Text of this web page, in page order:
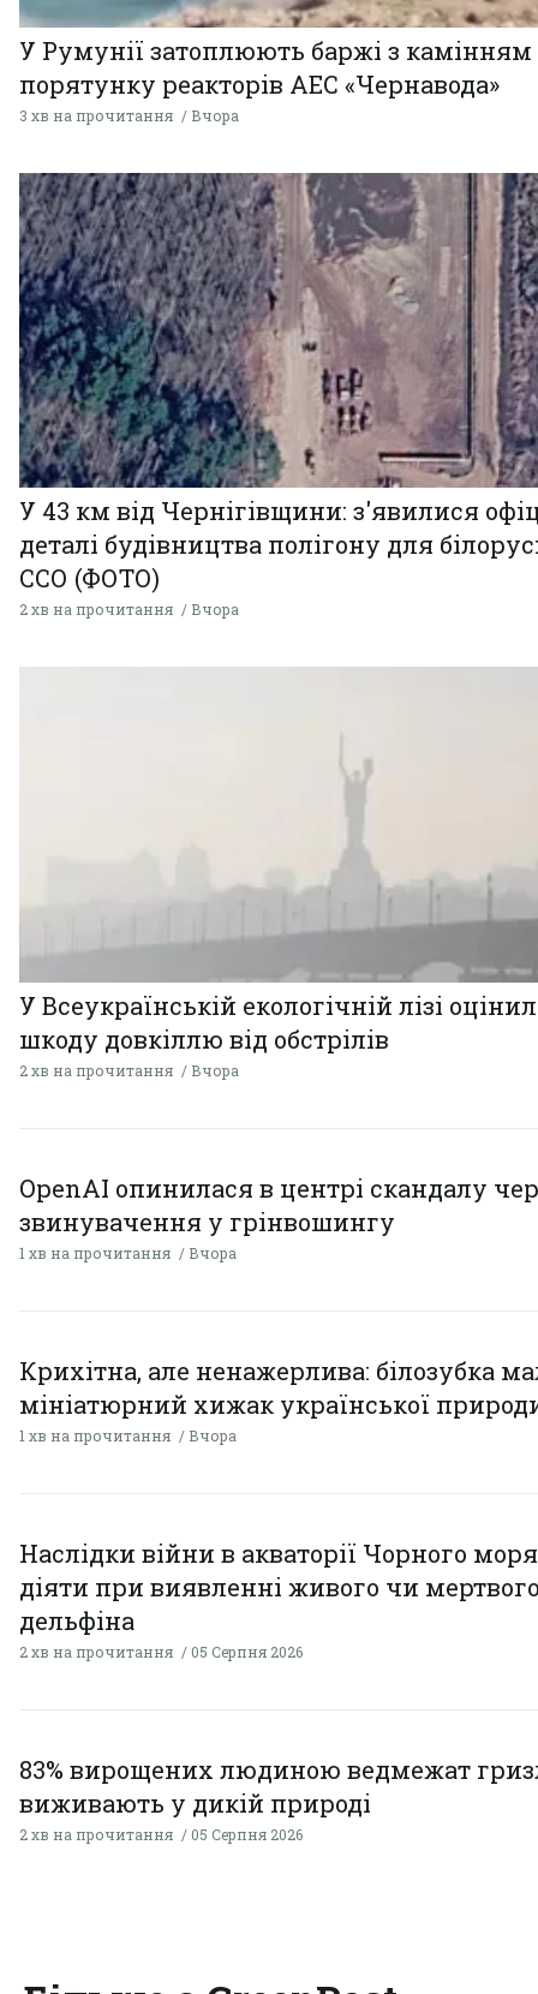
У Румунії затоплюють баржі з
порятунку реакторів АЕС «Чернавода»
3 хв на прочитання Вчора
У 43 км від Чернігівщини: з'явилися
деталі будівництва полігону для
ССО (ФОТО)
2 хв на прочитання Вчора
У Всеукраїнській екологічній лізі
шкоду довкіллю від обстрілів
2 хв на прочитання Вчора
OpenAI опинилася в центрі скандалу
звинувачення у грінвошингу
1 хв на прочитання Вчора
Крихітна, але ненажерлива: білозубка
мініатюрний хижак української
1 хв на прочитання Вчора
Наслідки війни в акваторії Чорного
діяти при виявленні живого чи
дельфіна
2 хв на прочитання 05 Серпня 2026
83% вирощених людиною ведмежат
виживають у дикій природі
2 хв на прочитання 05 Серпня 2026